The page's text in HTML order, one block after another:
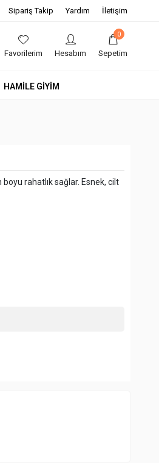
Sipariş Takip Yardım İletişim
Favorilerim Hesabım
0
Sepetim
HAMİLE GİYİM
boyu rahatlık sağlar. Esnek, cilt